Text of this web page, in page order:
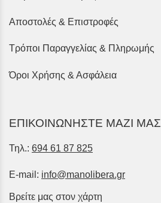
Αποστολές & Επιστροφές
Τρόποι Παραγγελίας & Πληρωμής
Όροι Χρήσης & Ασφάλεια
ΕΠΙΚΟΙΝΩΝΗΣΤΕ ΜΑΖΙ ΜΑΣ
Τηλ.: 694 61 87 825
E-mail: info@manolibera.gr
Βρείτε μας στον χάρτη